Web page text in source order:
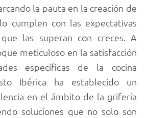
la pauta en la creación de
cumplen con las expectativas
las superan con creces. A
meticuloso en la satisfacción
específicas de la cocina
Ibérica ha establecido un
en el ámbito de la grifería
soluciones que no solo son